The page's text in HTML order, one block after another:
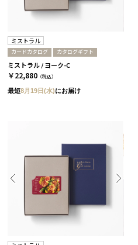
ミストラル
カードカタログ カタログギフト
ミストラル / ヨーク-C
￥22,880 （税込）
最短8月19日(水)にお届け